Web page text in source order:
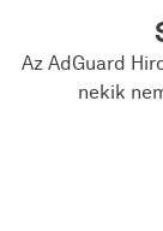
Az AdGuard
nekik